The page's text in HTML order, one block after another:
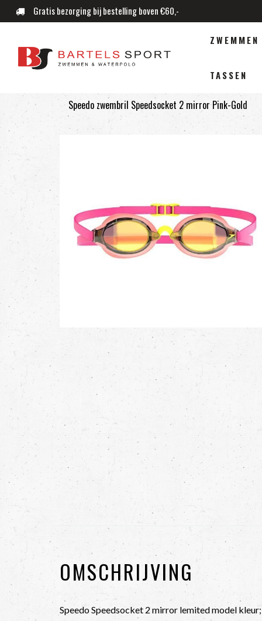
Gratis bezorging bij bestelling boven €60,-
ZWEMMEN
TASSEN
Speedo zwembril Speedsocket 2 mirror Pink-Gold
OMSCHRIJVING
Speedo Speedsocket 2 mirror lemited model